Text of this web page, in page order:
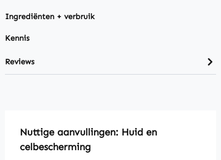
Ingrediënten + verbruik
Kennis
Reviews
Skip product gallery
Nuttige aanvullingen: Huid en
celbescherming